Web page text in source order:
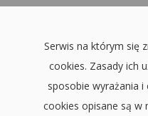
Serwis na którym się
cookies. Zasady ich
sposobie wyrażania
cookies opisane są w